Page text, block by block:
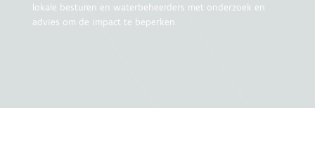
lokale besturen en waterbeheerders met onderzoek en
advies om de impact te beperken.